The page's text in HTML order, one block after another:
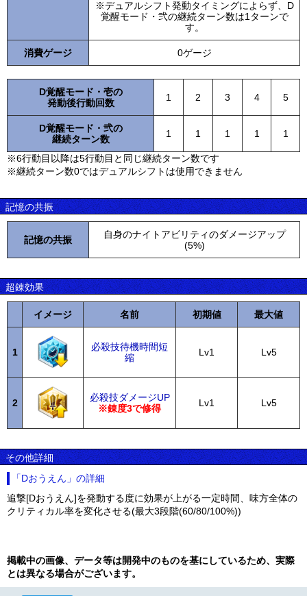
※デュアルシフト発動タイミングによらず、D
覚醒モード・弐の継続ターン数は1ターンで
す。
消費ゲージ 0ゲージ
D覚醒モード・壱の
発動後行動回数
1 2 3 4 5
D覚醒モード・弐の
継続ターン数
1 1 1 1 1
※6行動目以降は5行動目と同じ継続ターン数です
※継続ターン数0ではデュアルシフトは使用できません
記憶の共振
記憶の共振
自身のナイトアビリティのダメージアップ
(5%)
超錬効果
イメージ 名前 初期値 最大値
1
必殺技待機時間短
縮
Lv1 Lv5
2
必殺技ダメージUP
※錬度3で修得
Lv1 Lv5
その他詳細
「Dおうえん」の詳細
追撃[Dおうえん]を発動する度に効果が上がる一定時間、味方全体の
クリティカル率を変化させる(最大3段階(60/80/100%))
掲載中の画像、データ等は開発中のものを基にしているため、実際
とは異なる場合がございます。